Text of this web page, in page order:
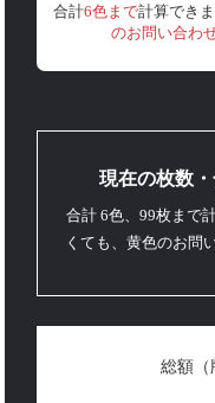
合計6色まで計算でき
のお問い合わ
現在の枚数
合計 6色、99枚まで
くても、黄色のお問
総額（